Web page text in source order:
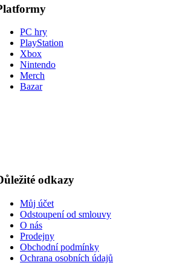
PC hry
PlayStation
Xbox
Nintendo
Merch
Bazar
odkazy
Můj účet
Odstoupení od smlouvy
O nás
Prodejny
Obchodní podmínky
Ochrana osobních údajů